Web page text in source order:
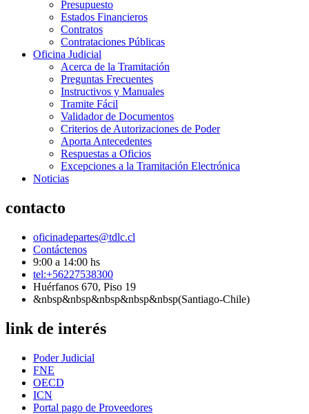
Presupuesto
Estados Financieros
Contratos
Contrataciones Públicas
Oficina Judicial
Acerca de la Tramitación
Preguntas Frecuentes
Instructivos y Manuales
Tramite Fácil
Validador de Documentos
Criterios de Autorizaciones de Poder
Aporta Antecedentes
Respuestas a Oficios
Excepciones a la Tramitación Electrónica
Noticias
contacto
oficinadepartes@tdlc.cl
Contáctenos
9:00 a 14:00 hs
tel:+56227538300
Huérfanos 670, Piso 19
&nbsp&nbsp&nbsp&nbsp&nbsp(Santiago-Chile)
link de interés
Poder Judicial
FNE
OECD
ICN
Portal pago de Proveedores